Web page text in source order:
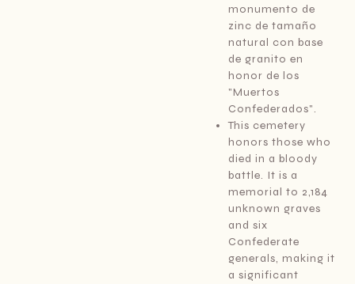
monumento de
zinc de tamaño
natural con base
de granito en
honor de los
"Muertos
Confederados".
This cemetery
honors those who
died in a bloody
battle. It is a
memorial to 2,184
unknown graves
and six
Confederate
generals, making it
a significant